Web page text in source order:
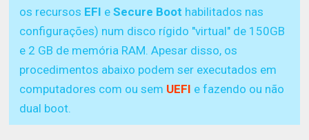
os recursos EFI eSecure Boot habilitados nas
configurações) num disco rígido "virtual" de 150GB
e 2 GB de memória RAM. Apesar disso, os
procedimentos abaixo podem ser executados em
computadores com ou sem UEFI e fazendo ou não
dual boot.